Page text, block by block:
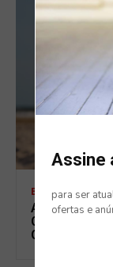
BLOG
ANSIEDADE
QUE MUITOS
GATOS
Assine
para ser
ofertas e